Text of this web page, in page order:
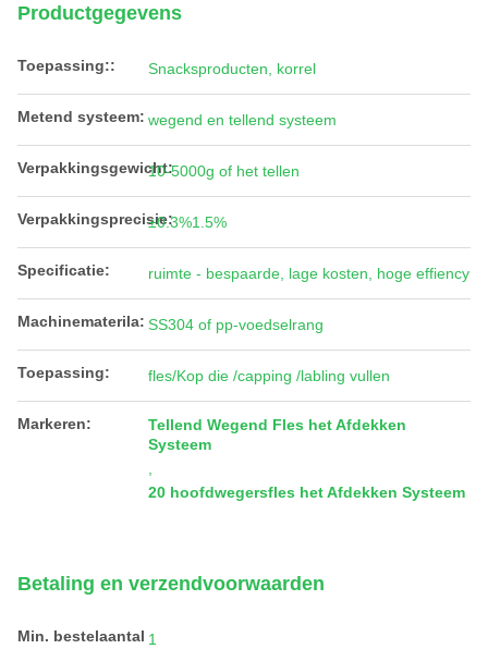
Productgegevens
Toepassing:: Snacksproducten, korrel
Metend systeem: wegend en tellend systeem
Verpakkingsgewicht:10-5000g of het tellen
Verpakkingsprecisie:±0.3%1.5%
Specificatie: ruimte - bespaarde, lage kosten, hoge effiency
Machinematerila: SS304 of pp-voedselrang
Toepassing: fles/Kop die /capping /labling vullen
Markeren:
Tellend Wegend Fles het Afdekken
Systeem
20 hoofdwegersfles het Afdekken Systeem
Betaling en verzendvoorwaarden
Min. bestelaantal 1